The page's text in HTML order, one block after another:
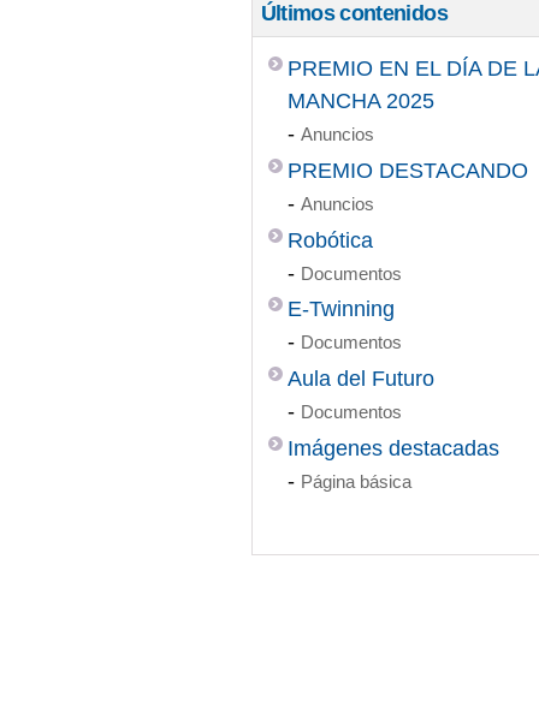
Últimos contenidos
PREMIO EN EL DÍA DE
MANCHA 2025
- Anuncios
PREMIO DESTACANDO
- Anuncios
Robótica
- Documentos
E-Twinning
- Documentos
Aula del Futuro
- Documentos
Imágenes destacadas
- Página básica